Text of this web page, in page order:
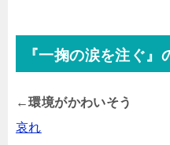
『一掬の涙を注ぐ』
←環境がかわいそう
哀れ